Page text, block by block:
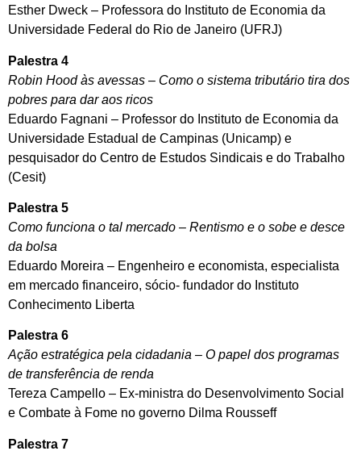
Esther Dweck – Professora do Instituto de Economia da
Universidade Federal do Rio de Janeiro (UFRJ)
Palestra 4
Robin Hood às avessas – Como o sistema tributário tira dos
pobres para dar aos ricos
Eduardo Fagnani – Professor do Instituto de Economia da
Universidade Estadual de Campinas (Unicamp) e
pesquisador do Centro de Estudos Sindicais e do Trabalho
(Cesit)
Palestra 5
Como funciona o tal mercado – Rentismo e o sobe e desce
da bolsa
Eduardo Moreira – Engenheiro e economista, especialista
em mercado financeiro, sócio- fundador do Instituto
Conhecimento Liberta
Palestra 6
Ação estratégica pela cidadania – O papel dos programas
de transferência de renda
Tereza Campello – Ex-ministra do Desenvolvimento Social
e Combate à Fome no governo Dilma Rousseff
Palestra 7